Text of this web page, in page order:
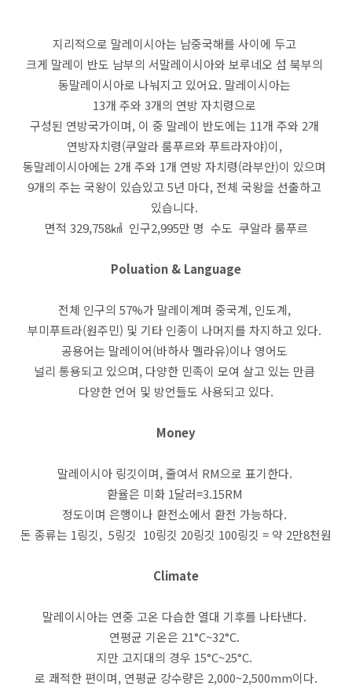
지리적으로 말레이시아는 남중국해를 사이에 두고
크게 말레이 반도 남부의 서말레이시아와 보루네오 섬 북부의
동말레이시아로 나눠지고 있어요. 말레이시아는
13개 주와 3개의 연방 자치령으로
구성된 연방국가이며, 이 중 말레이 반도에는 11개 주와 2개
연방자치령(쿠알라 룸푸르와 푸트라자야)이,
동말레이시아에는 2개 주와 1개 연방 자치령(라부안)이 있으며
9개의 주는 국왕이 있습있고 5년 마다, 전체 국왕을 선출하고
있습니다.
면적 329,758㎢ 인구2,995만 명 수도 쿠알라 룸푸르
Poluation & Language
전체 인구의 57%가 말레이계며 중국계, 인도계,
부미푸트라(원주민) 및 기타 인종이 나머지를 차지하고 있다.
공용어는 말레이어(바하사 멜라유)이나 영어도
널리 통용되고 있으며, 다양한 민족이 모여 살고 있는 만큼
다양한 언어 및 방언들도 사용되고 있다.
Money
말레이시아 링깃이며, 줄여서 RM으로 표기한다.
환율은 미화 1달러=3.15RM
정도이며 은행이나 환전소에서 환전 가능하다.
돈 종류는 1링깃, 5링깃 10링깃 20링깃 100링깃 = 약 2만8천원
Climate
말레이시아는 연중 고온 다습한 열대 기후를 나타낸다.
연평균 기온은 21°C~32°C.
지만 고지대의 경우 15°C~25°C.
로 쾌적한 편이며, 연평균 강수량은 2,000~2,500mm이다.